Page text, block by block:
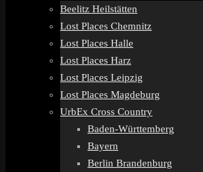
Beelitz Heilstätten
Lost Places Chemnitz
Lost Places Halle
Lost Places Harz
Lost Places Leipzig
Lost Places Magdeburg
UrbEx Cross Country
Baden-Württemberg
Bayern
Berlin Brandenburg